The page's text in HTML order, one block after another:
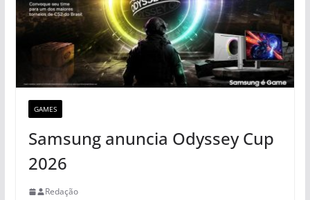
GAMES
Samsung anuncia Odyssey Cup
2026
Redação